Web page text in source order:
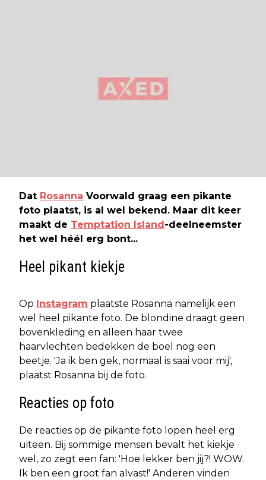
Dat Rosanna Voorwald graag een pikante
foto plaatst, is al wel bekend. Maar dit keer
maakt de Temptation Island -deelneemster
het wel héél erg bont...
Heel pikant kiekje
Op Instagram plaatste Rosanna namelijk een
wel heel pikante foto. De blondine draagt geen
bovenkleding en alleen haar twee
haarvlechten bedekken de boel nog een
beetje. 'Ja ik ben gek, normaal is saai voor mij',
plaatst Rosanna bij de foto.
Reacties op foto
De reacties op de pikante foto lopen heel erg
uiteen. Bij sommige mensen bevalt het kiekje
wel, zo zegt een fan: 'Hoe lekker ben jij?! WOW.
Ik ben een groot fan alvast!' Anderen vinden